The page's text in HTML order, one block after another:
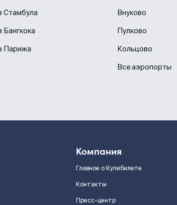
Стамбула
Бангкока
Парижа
Внуково
Пулково
Кольцово
Все аэропорты
Компания
Главное о Купибилете
Контакты
Пресс-центр